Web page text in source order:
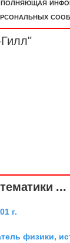
...
г.
физики,